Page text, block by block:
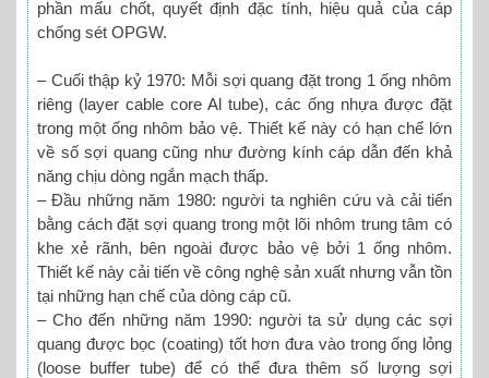
phần mấu chốt, quyết định đặc tính, hiệu quả của cáp
chống sét OPGW.
– Cuối thập kỷ 1970: Mỗi sợi quang đặt trong 1 ống nhôm
riêng (layer cable core Al tube), các ống nhựa được đặt
trong một ống nhôm bảo vệ. Thiết kế này có hạn chế lớn
về số sợi quang cũng như đường kính cáp dẫn đến khả
năng chịu dòng ngắn mạch thấp.
– Đầu những năm 1980: người ta nghiên cứu và cải tiến
bằng cách đặt sợi quang trong một lõi nhôm trung tâm có
khe xẻ rãnh, bên ngoài được bảo vệ bởi 1 ống nhôm.
Thiết kế này cải tiến về công nghệ sản xuất nhưng vẫn tồn
tại những hạn chế của dòng cáp cũ.
– Cho đến những năm 1990: người ta sử dụng các sợi
quang được bọc (coating) tốt hơn đưa vào trong ống lỏng
(loose buffer tube) để có thể đưa thêm số lượng sợi